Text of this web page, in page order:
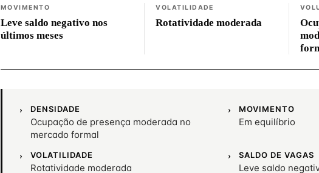
MOVIMENTO
Leve saldo negativo nos
últimos meses
VOLATILIDADE
Rotatividade moderada
DENSIDADE
Ocupação de presença moderada no
mercado formal
MOVIMENTO
Em equilíbrio
VOLATILIDADE
Rotatividade moderada
SALDO DE VAGAS
Leve saldo